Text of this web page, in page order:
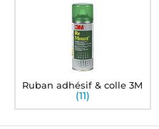
Ruban adhésif & colle 3M
(11)